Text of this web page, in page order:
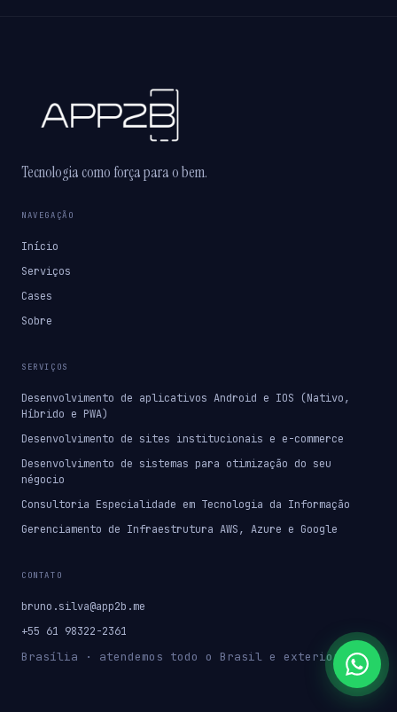
Tecnologia como força para o bem.
NAVEGAÇÃO
Início
Serviços
Cases
Sobre
SERVIÇOS
Desenvolvimento de aplicativos Android e IOS (Nativo,
Híbrido e PWA)
Desenvolvimento de sites institucionais e e-commerce
Desenvolvimento de sistemas para otimização do seu
négocio
Consultoria Especialidade em Tecnologia da Informação
Gerenciamento de Infraestrutura AWS, Azure e Google
CONTATO
bruno.silva@app2b.me
+55 61 98322-2361
Brasília · atendemos todo o Brasil e exterior